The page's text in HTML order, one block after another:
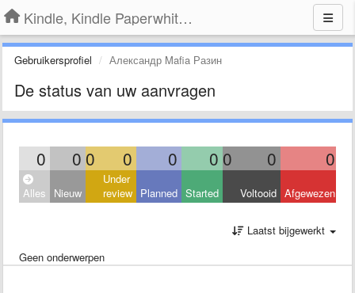
Kindle, Kindle Paperwhite, Kindle Voyage
Gebruikersprofiel Александр Mafia Разин
De status van uw aanvragen
0 0 0 0 0 0 0 0 0
Alles Nieuw
Under
review Planned Started Voltooid Afgewezen
Laatst bijgewerkt
Geen onderwerpen